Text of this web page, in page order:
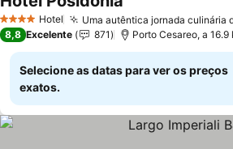
4 EstrelasHotel Uma autêntica jornada culinária
8,8 Excelente 871 Porto Cesareo, a 16.9
Selecione as datas para ver os preços
exatos.